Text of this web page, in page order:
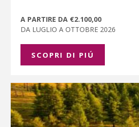
A PARTIRE DA €2.100,00
DA LUGLIO A OTTOBRE 2026
SCOPRI DI PIÚ